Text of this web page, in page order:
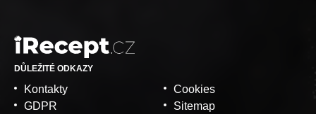
DŮLEŽITÉ ODKAZY
Kontakty
GDPR
Cookies
Sitemap